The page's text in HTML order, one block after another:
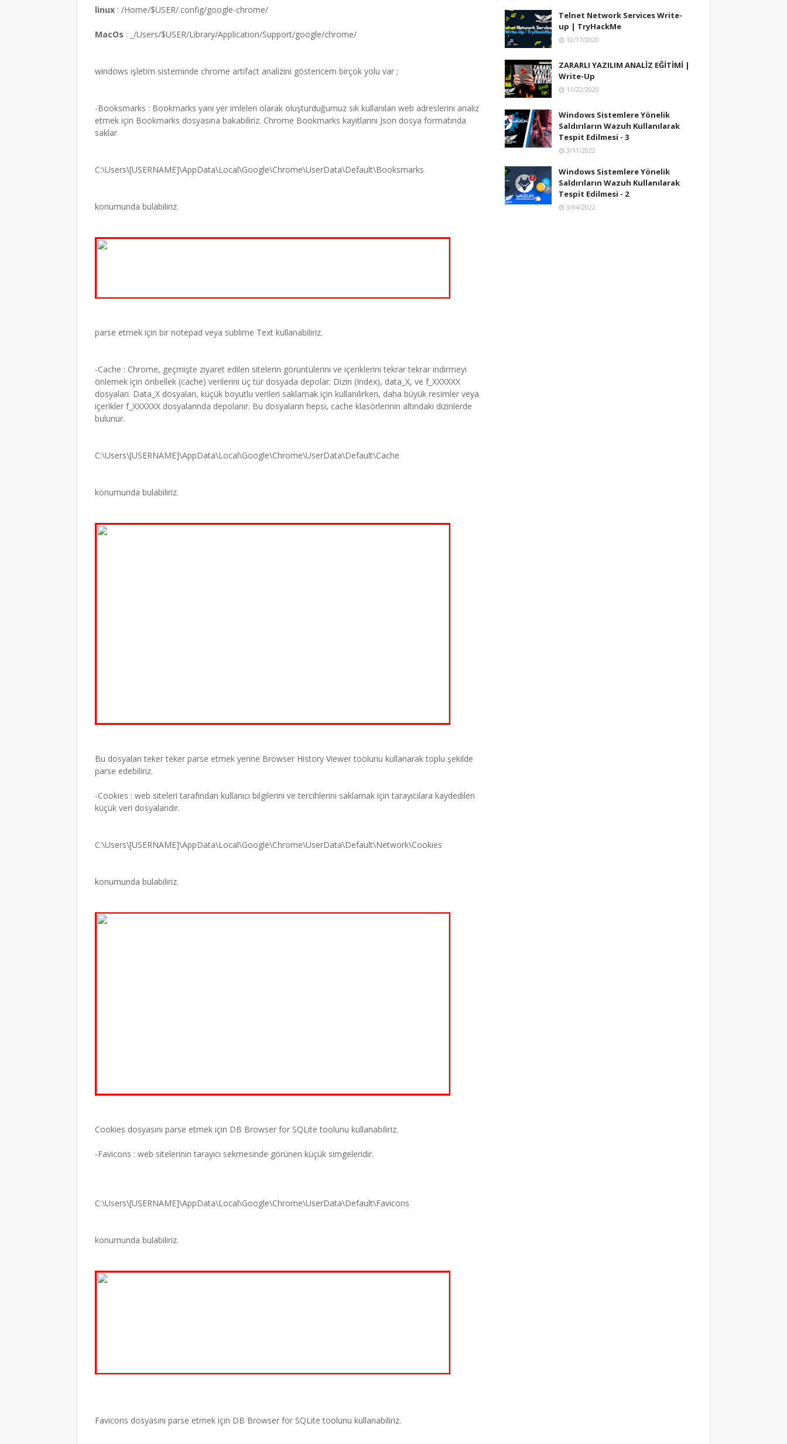
linux : /Home/$USER/.config/google-chrome/
MacOs : _/Users/$USER/Library/Application/Support/google/chrome/
windows işletim sisteminde chrome artifact analizini göstericem birçok yolu var ;
-Booksmarks : Bookmarks yani yer imleleri olarak oluşturduğumuz sık kullanılan web adreslerini analiz
etmek için Bookmarks dosyasına bakabiliriz. Chrome Bookmarks kayıtlarını Json dosya formatında
saklar
C:\Users\[USERNAME]\AppData\Local\Google\Chrome\UserData\Default\Booksmarks
konumunda bulabiliriz.
parse etmek için bir notepad veya sublime Text kullanabiliriz.
-Cache : Chrome, geçmişte ziyaret edilen sitelerin görüntülerini ve içeriklerini tekrar tekrar indirmeyi
önlemek için önbellek (cache) verilerini üç tür dosyada depolar: Dizin (Index), data_X, ve f_XXXXXX
dosyaları. Data_X dosyaları, küçük boyutlu verileri saklamak için kullanılırken, daha büyük resimler veya
içerikler f_XXXXXX dosyalarında depolanır. Bu dosyaların hepsi, cache klasörlerinin altındaki dizinlerde
bulunur.
C:\Users\[USERNAME]\AppData\Local\Google\Chrome\UserData\Default\Cache
konumunda bulabiliriz.
Bu dosyaları teker teker parse etmek yerine Browser History Viewer toolunu kullanarak toplu şekilde
parse edebiliriz.
-Cookies : web siteleri tarafından kullanıcı bilgilerini ve tercihlerini saklamak için tarayıcılara kaydedilen
küçük veri dosyalarıdır.
C:\Users\[USERNAME]\AppData\Local\Google\Chrome\UserData\Default\Network\Cookies
konumunda bulabiliriz.
Cookies dosyasını parse etmek için DB Browser for SQLite toolunu kullanabiliriz.
-Favicons : web sitelerinin tarayıcı sekmesinde görünen küçük simgeleridir.
C:\Users\[USERNAME]\AppData\Local\Google\Chrome\UserData\Default\Favicons
konumunda bulabiliriz.
Favicons dosyasını parse etmek için DB Browser for SQLite toolunu kullanabiliriz.
Telnet Network Services Write-
up | TryHackMe
12/17/2020
ZARARLI YAZILIM ANALİZ EĞİTİMİ |
Write-Up
11/22/2020
Windows Sistemlere Yönelik
Saldırıların Wazuh Kullanılarak
Tespit Edilmesi - 3
3/11/2022
Windows Sistemlere Yönelik
Saldırıların Wazuh Kullanılarak
Tespit Edilmesi - 2
3/04/2022